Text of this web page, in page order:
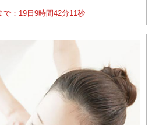
： 19日 9時間42分11秒